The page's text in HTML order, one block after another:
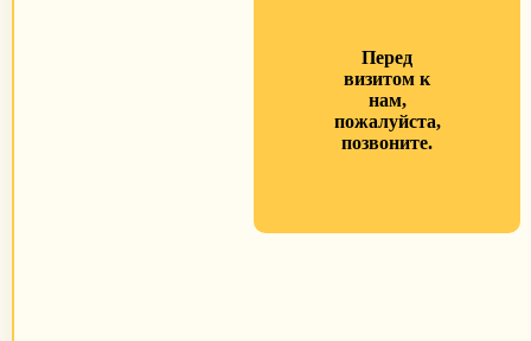
Перед
визитом к
нам,
пожалуйста,
позвоните.